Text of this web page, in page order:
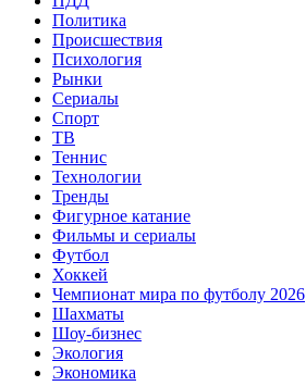
Политика
Происшествия
Психология
Рынки
Сериалы
Спорт
ТВ
Теннис
Технологии
Тренды
Фигурное катание
Фильмы и сериалы
Футбол
Хоккей
Чемпионат мира по футболу 2026
Шахматы
Шоу-бизнес
Экология
Экономика